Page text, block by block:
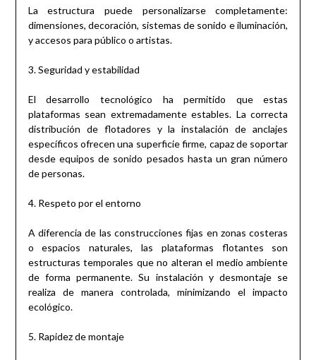
La estructura puede personalizarse completamente:
dimensiones, decoración, sistemas de sonido e iluminación,
y accesos para público o artistas.
3. Seguridad y estabilidad
El desarrollo tecnológico ha permitido que estas
plataformas sean extremadamente estables. La correcta
distribución de flotadores y la instalación de anclajes
específicos ofrecen una superficie firme, capaz de soportar
desde equipos de sonido pesados hasta un gran número
de personas.
4. Respeto por el entorno
A diferencia de las construcciones fijas en zonas costeras
o espacios naturales, las plataformas flotantes son
estructuras temporales que no alteran el medio ambiente
de forma permanente. Su instalación y desmontaje se
realiza de manera controlada, minimizando el impacto
ecológico.
5. Rapidez de montaje